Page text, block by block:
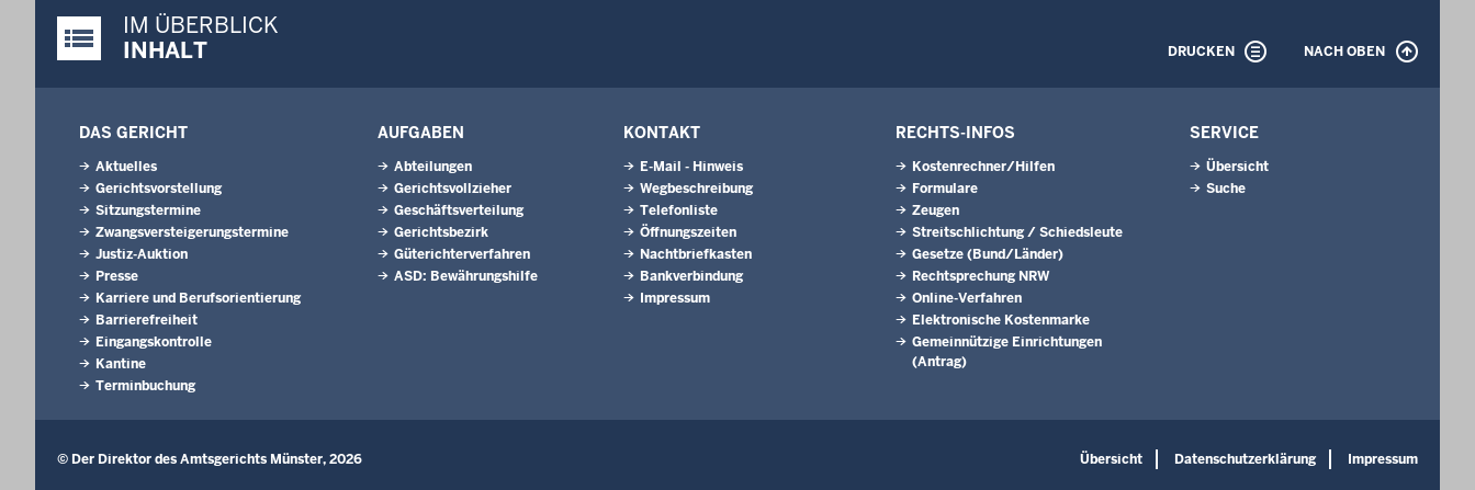
Justiz-Portal im Überblick:
IM ÜBERBLICK
INHALT
DRUCKEN NACH OBEN
DAS GERICHT
Aktuelles
Gerichtsvorstellung
Sitzungstermine
Zwangsversteigerungs­termine
Justiz-Auktion
Presse
Karriere und Berufsorientierung
Barrierefreiheit
Eingangskontrolle
Kantine
Terminbuchung
AUFGABEN
Abteilungen
Gerichtsvollzieher
Geschäftsverteilung
Gerichtsbezirk
Güterichterverfahren
ASD: Bewährungshilfe
KONTAKT
E-Mail - Hinweis
Wegbeschreibung
Telefonliste
Öffnungszeiten
Nachtbriefkasten
Bankverbindung
Impressum
RECHTS-INFOS
Kostenrechner/Hilfen
Formulare
Zeugen
Streitschlichtung / Schiedsleute
Gesetze (Bund/Länder)
Rechtsprechung NRW
Online-Verfahren
Elektronische Kostenmarke
Gemeinnützige Einrichtungen
(Antrag)
SERVICE
Übersicht
Suche
Übersicht Datenschutzerklärung Impressum
© Der Direktor des Amtsgerichts Münster, 2026